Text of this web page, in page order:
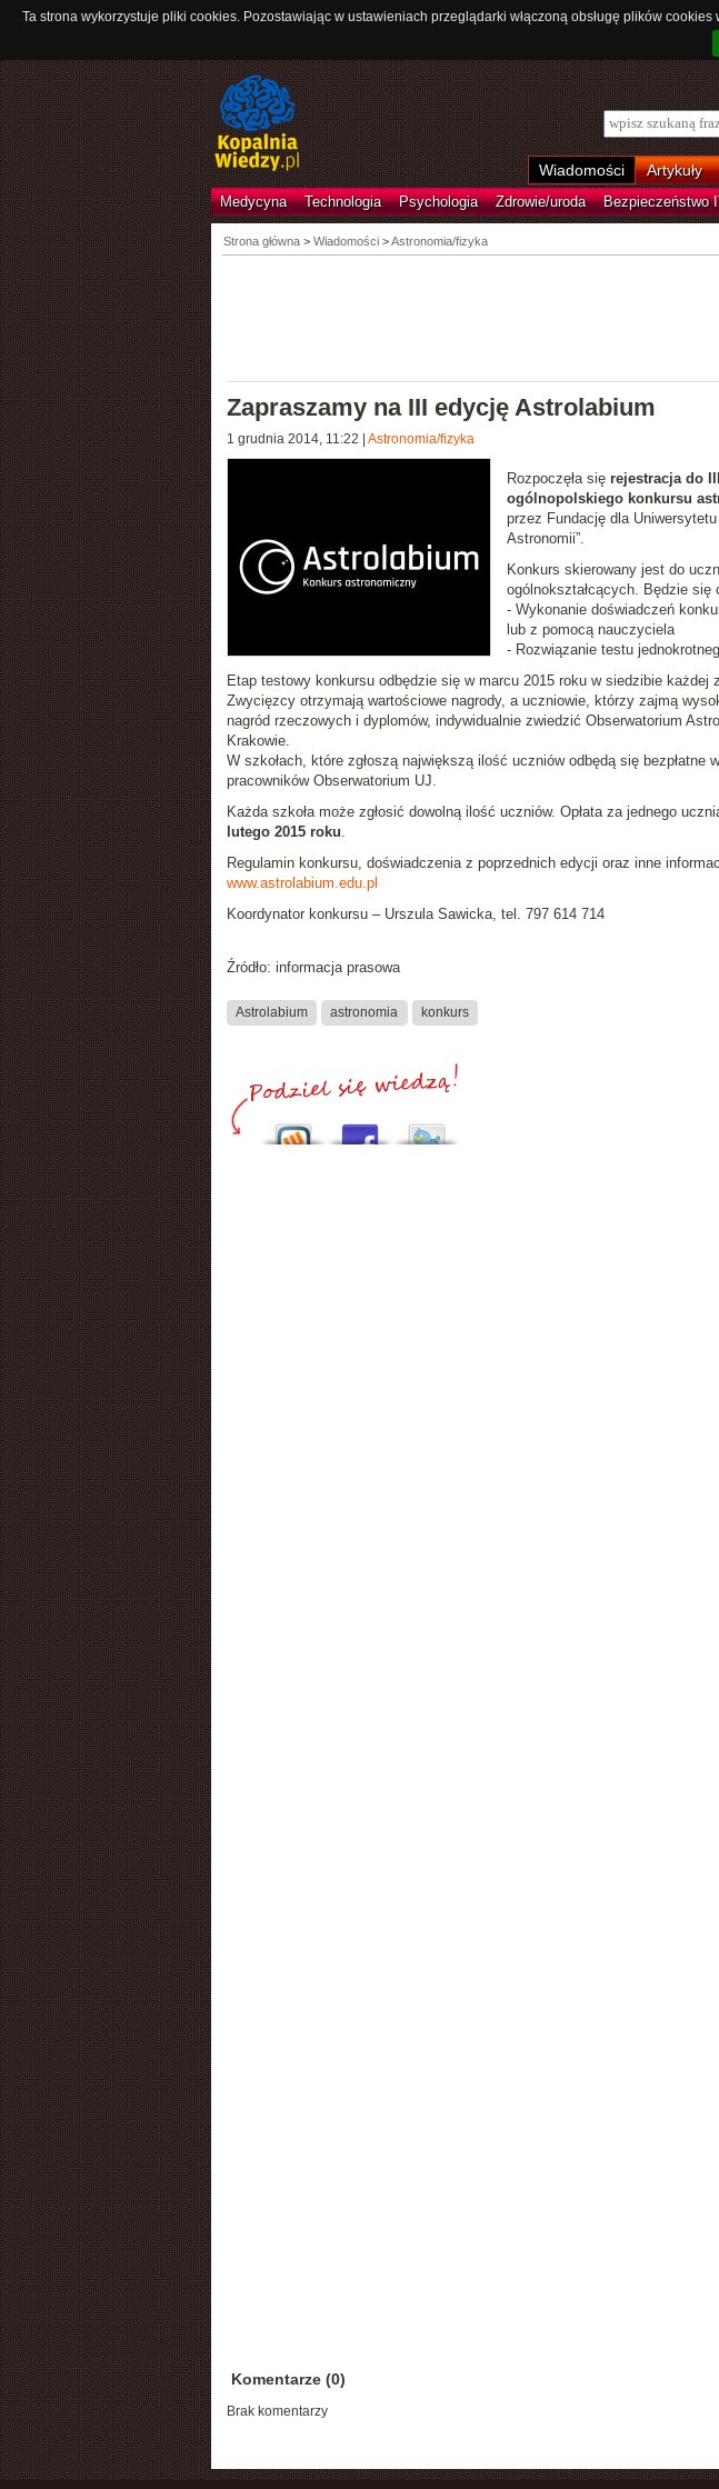
Ta strona wykorzystuje pliki cookies. Pozostawiając w ustawieniach przeglądarki włączoną obsługę plików
Wiadomości Artykuły
Medycyna Technologia Psychologia Zdrowie/uroda Bezpieczeństwo
Strona główna> Wiadomości >Astronomia/fizyka
Zapraszamy na III edycję Astrolabium
1 grudnia 2014, 11:22 Astronomia/fizyka
Rozpoczęła się rejestracja do
ogólnopolskiego konkursu
przez Fundację dla
Astronomii”.
Konkurs skierowany jest do
ogólnokształcących. Będzie się
- Wykonanie doświadczeń
lub z pomocą nauczyciela
- Rozwiązanie testu
Etap testowy konkursu odbędzie się w marcu 2015 roku w siedzibie każdej
Zwycięzcy otrzymają wartościowe nagrody, a uczniowie, którzy zajmą
nagród rzeczowych i dyplomów, indywidualnie zwiedzić Obserwatorium
Krakowie.
W szkołach, które zgłoszą największą ilość uczniów odbędą się bezpłatne
pracowników Obserwatorium UJ.
Każda szkoła może zgłosić dowolną ilość uczniów. Opłata za jednego
lutego 2015 roku.
Regulamin konkursu, doświadczenia z poprzednich edycji oraz inne
www.astrolabium.edu.pl
Koordynator konkursu – Urszula Sawicka, tel. 797 614 714
Źródło: informacja prasowa
Astrolabium astronomia konkurs
Komentarze (0)
Brak komentarzy